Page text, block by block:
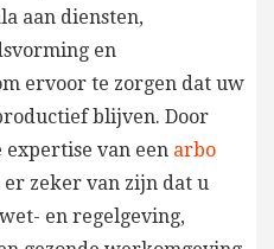
aan diensten,
en
ervoor te zorgen dat uw
blijven. Door
expertise van een arbo
er zeker van zijn dat u
en regelgeving,